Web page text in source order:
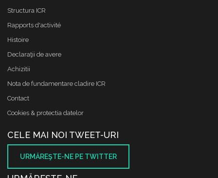
Structura ICR
Rapports d'activité
Histoire
Declaraţii de avere
Achizitii
Nota de fundamentare cladire ICR
Contact
Cookies & protectia datelor
CELE MAI NOI TWEET-URI
URMĂREŞTE-NE PE TWITTER